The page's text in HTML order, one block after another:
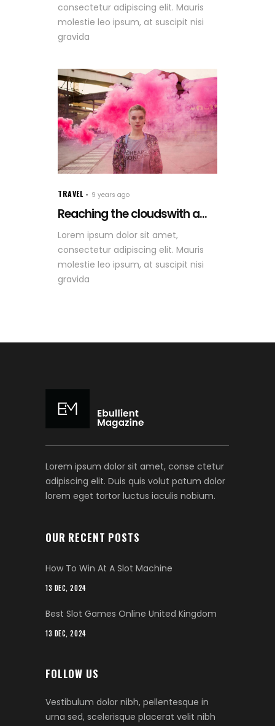
consectetur adipiscing elit. Mauris
molestie leo ipsum, at suscipit nisi
gravida
TRAVEL 9 years ago
Reaching the cloudswith a...
Lorem ipsum dolor sit amet,
consectetur adipiscing elit. Mauris
molestie leo ipsum, at suscipit nisi
gravida
Lorem ipsum dolor sit amet, conse ctetur
adipiscing elit. Duis quis volut patum dolor
lorem eget tortor luctus iaculis nobium.
OUR RECENT POSTS
How To Win At A Slot Machine
13 DEC, 2024
Best Slot Games Online United Kingdom
13 DEC, 2024
FOLLOW US
Vestibulum dolor nibh, pellentesque in
urna sed, scelerisque placerat velit nibh